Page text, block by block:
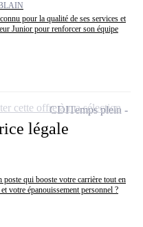
pour la qualité de ses services et
Junior pour renforcer son équipe
légale
qui booste votre carrière tout en
votre épanouissement personnel ?
CDITemps plein
cette offre à ma sélection